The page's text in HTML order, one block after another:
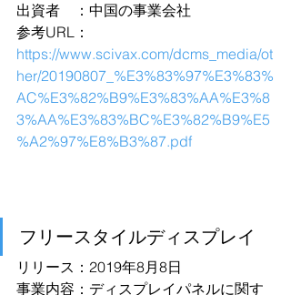
出資者　：中国の事業会社
参考URL：
https://www.scivax.com/dcms_media/ot
her/20190807_%E3%83%97%E3%83%
AC%E3%82%B9%E3%83%AA%E3%8
3%AA%E3%83%BC%E3%82%B9%E5
%A2%97%E8%B3%87.pdf
フリースタイルディスプレイ
リリース：2019年8月8日
事業内容：ディスプレイパネルに関す